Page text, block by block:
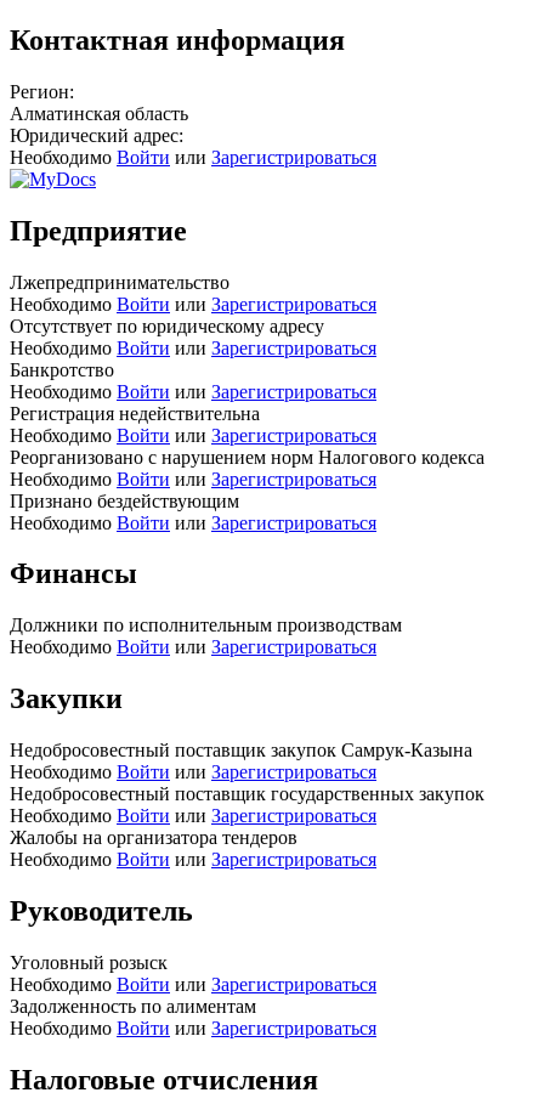
Контактная информация
Регион:
Алматинская область
Юридический адрес:
Необходимо Войти или Зарегистрироваться
Предприятие
Лжепредпринимательство
Необходимо Войти или Зарегистрироваться
Отсутствует по юридическому адресу
Необходимо Войти или Зарегистрироваться
Банкротство
Необходимо Войти или Зарегистрироваться
Регистрация недействительна
Необходимо Войти или Зарегистрироваться
Реорганизовано с нарушением норм Налогового кодекса
Необходимо Войти или Зарегистрироваться
Признано бездействующим
Необходимо Войти или Зарегистрироваться
Финансы
Должники по исполнительным производствам
Необходимо Войти или Зарегистрироваться
Закупки
Недобросовестный поставщик закупок Самрук-Казына
Необходимо Войти или Зарегистрироваться
Недобросовестный поставщик государственных закупок
Необходимо Войти или Зарегистрироваться
Жалобы на организатора тендеров
Необходимо Войти или Зарегистрироваться
Руководитель
Уголовный розыск
Необходимо Войти или Зарегистрироваться
Задолженность по алиментам
Необходимо Войти или Зарегистрироваться
Налоговые отчисления